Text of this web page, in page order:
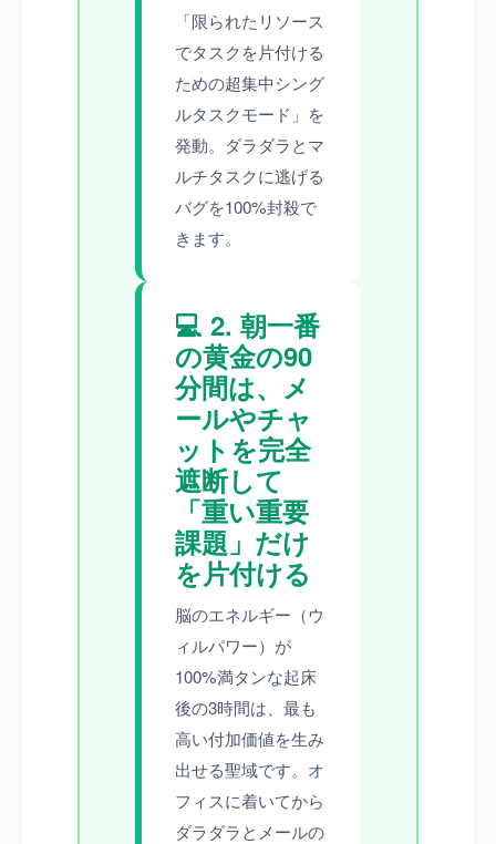
「限られたリソース
でタスクを片付ける
ための超集中シング
ルタスクモード」を
発動。ダラダラとマ
ルチタスクに逃げる
バグを100%封殺で
きます。
💻 2. 朝一番
の黄金の90
分間は、メ
ールやチャ
ットを完全
遮断して
「重い重要
課題」だけ
を片付ける
脳のエネルギー（ウ
ィルパワー）が
100%満タンな起床
後の3時間は、最も
高い付加価値を生み
出せる聖域です。オ
フィスに着いてから
ダラダラとメールの